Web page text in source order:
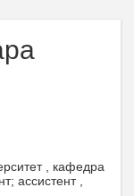
, кафедра
ассистент ,